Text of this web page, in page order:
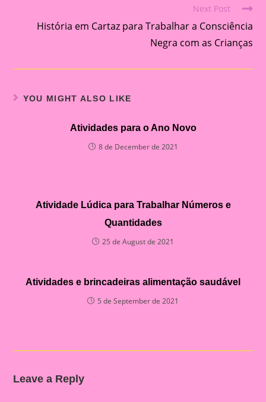
Next Post
História em Cartaz para Trabalhar a Consciência
Negra com as Crianças
YOU MIGHT ALSO LIKE
Atividades para o Ano Novo
8 de December de 2021
Atividade Lúdica para Trabalhar Números e
Quantidades
25 de August de 2021
Atividades e brincadeiras alimentação saudável
5 de September de 2021
Leave a Reply